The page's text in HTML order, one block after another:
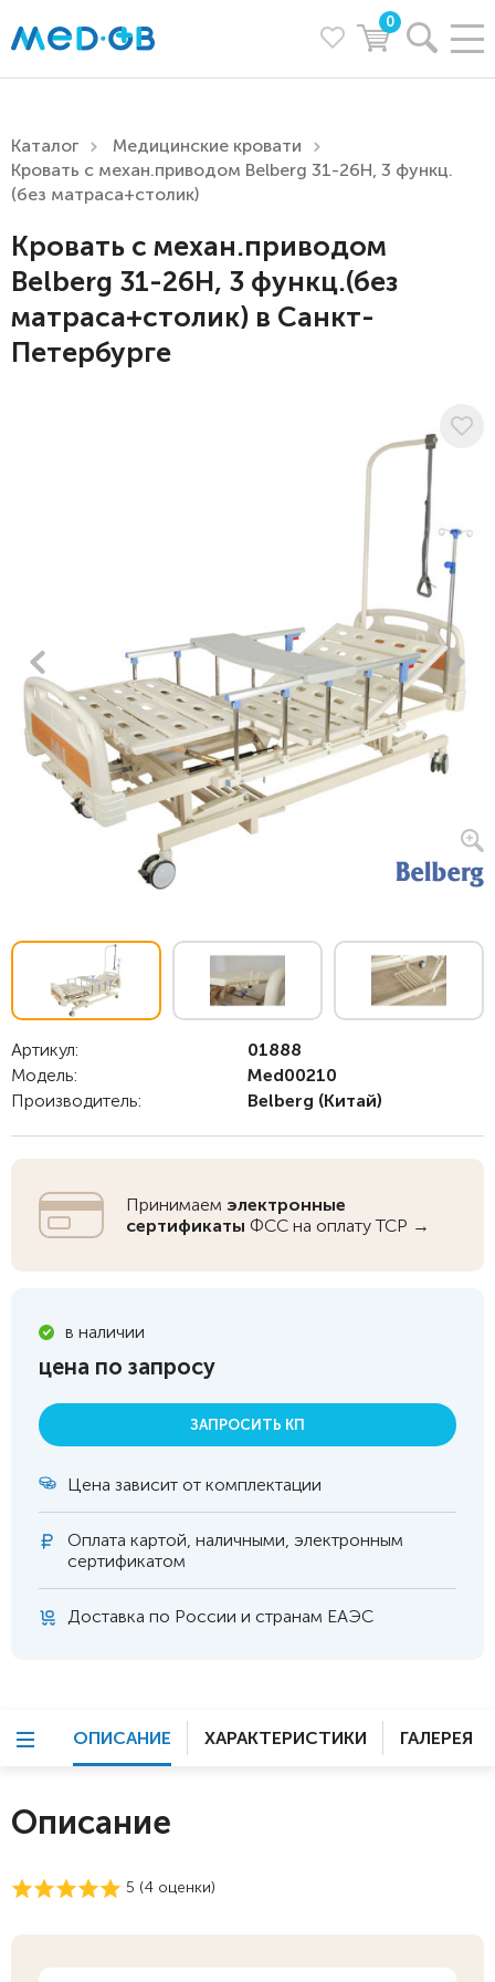
0
Каталог
Медицинские кровати
Кровать с механ.приводом Belberg 31-26H, 3 функц.
(без матраса+столик)
Кровать с механ.приводом
Belberg 31-26H, 3 функц.(без
матраса+столик) в Санкт-
Петербурге
Артикул:
01888
Модель:
Med00210
Производитель:
Belberg (Китай)
Принимаем электронные
сертификаты ФСС на оплату ТСР →
в наличии
цена по запросу
ЗАПРОСИТЬ КП
Цена зависит от комплектации
Оплата картой, наличными, электронным
сертификатом
Доставка по России и странам ЕАЭС
ОПИСАНИЕ ХАРАКТЕРИСТИКИ ГАЛЕРЕЯ
Описание
5 (4 оценки)